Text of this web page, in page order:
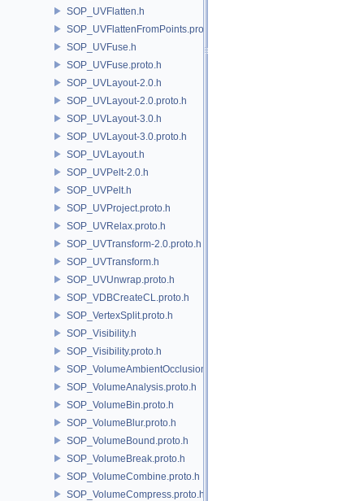
SOP_UVFlatten.h
SOP_UVFlattenFromPoints.proto.h
SOP_UVFuse.h
SOP_UVFuse.proto.h
SOP_UVLayout-2.0.h
SOP_UVLayout-2.0.proto.h
SOP_UVLayout-3.0.h
SOP_UVLayout-3.0.proto.h
SOP_UVLayout.h
SOP_UVPelt-2.0.h
SOP_UVPelt.h
SOP_UVProject.proto.h
SOP_UVRelax.proto.h
SOP_UVTransform-2.0.proto.h
SOP_UVTransform.h
SOP_UVUnwrap.proto.h
SOP_VDBCreateCL.proto.h
SOP_VertexSplit.proto.h
SOP_Visibility.h
SOP_Visibility.proto.h
SOP_VolumeAmbientOcclusion.proto.h
SOP_VolumeAnalysis.proto.h
SOP_VolumeBin.proto.h
SOP_VolumeBlur.proto.h
SOP_VolumeBound.proto.h
SOP_VolumeBreak.proto.h
SOP_VolumeCombine.proto.h
SOP_VolumeCompress.proto.h